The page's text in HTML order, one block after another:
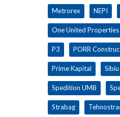
Metrorex NEPI
One United Properties
P3 PORR
Prime Kapital Sibiu
Spedition UMB
Strabag